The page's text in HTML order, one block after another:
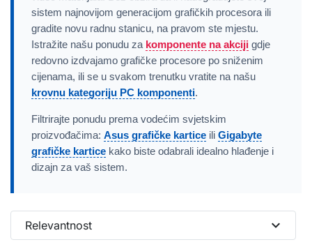
sistem najnovijom generacijom grafičkih procesora ili
gradite novu radnu stanicu, na pravom ste mjestu.
Istražite našu ponudu za komponente na akciji gdje
redovno izdvajamo grafičke procesore po sniženim
cijenama, ili se u svakom trenutku vratite na našu
krovnu kategoriju PC komponenti.
Filtrirajte ponudu prema vodećim svjetskim
proizvođačima: Asus grafičke kartice ili Gigabyte
grafičke kartice kako biste odabrali idealno hlađenje i
dizajn za vaš sistem.
Relevantnost expand_more